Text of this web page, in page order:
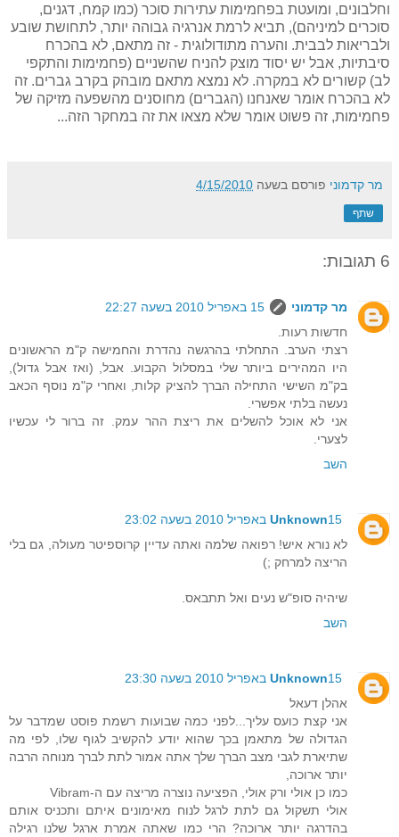
וחלבונים, ומועטת בפחמימות עתירות סוכר (כמו קמח, דגנים,
סוכרים למיניהם), תביא לרמת אנרגיה גבוהה יותר, לתחושת שובע
ולבריאות לבבית. והערה מתודולוגית - זה מתאם, לא בהכרח
סיבתיות, אבל יש יסוד מוצק להניח שהשניים (פחמימות והתקפי
לב) קשורים לא במקרה. לא נמצא מתאם מובהק בקרב גברים. זה
לא בהכרח אומר שאנחנו (הגברים) מחוסנים מהשפעה מזיקה של
פחמימות, זה פשוט אומר שלא מצאו את זה במחקר הזה...
מר קדמוני פורסם בשעה 4/15/2010
שתף
6 תגובות:
מר קדמוני
15 באפריל 2010 בשעה 22:27
חדשות רעות.
רצתי הערב. התחלתי בהרגשה נהדרת והחמישה ק"מ הראשונים
היו המהירים ביותר שלי במסלול הקבוע. אבל, (ואז אבל גדול),
בק"מ השישי התחילה הברך להציק קלות, ואחרי ק"מ נוסף הכאב
נעשה בלתי אפשרי.
אני לא אוכל להשלים את ריצת ההר עמק. זה ברור לי עכשיו
לצערי.
השב
Unknown15 באפריל 2010 בשעה 23:02
לא נורא איש! רפואה שלמה ואתה עדיין קרוספיטר מעולה, גם בלי
הריצה למרחק ;)
שיהיה סופ"ש נעים ואל תתבאס.
השב
Unknown15 באפריל 2010 בשעה 23:30
אהלן דעאל
אני קצת כועס עליך...לפני כמה שבועות רשמת פוסט שמדבר על
הגדולה של מתאמן בכך שהוא יודע להקשיב לגוף שלו, לפי מה
שתיארת לגבי מצב הברך שלך אתה אמור לתת לברך מנוחה הרבה
יותר ארוכה,
כמו כן אולי ורק אולי, הפציעה נוצרה מריצה עם ה-Vibram
אולי תשקול גם לתת לרגל לנוח מאימונים איתם ותכניס אותם
בהדרגה יותר ארוכה? הרי כמו שאתה אמרת ארגל שלנו רגילה